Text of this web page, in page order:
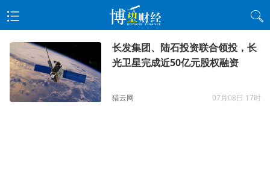
长发集团、陆石投资联合领投，长
光卫星完成近50亿元股权融资
猎云网 07月08日 17时